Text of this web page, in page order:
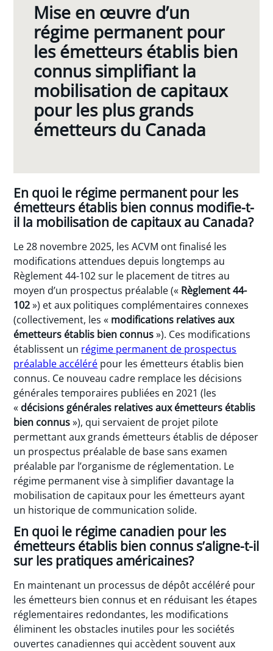
Mise en œuvre d’un
régime permanent pour
les émetteurs établis bien
connus simplifiant la
mobilisation de capitaux
pour les plus grands
émetteurs du Canada
En quoi le régime permanent pour les
émetteurs établis bien connus modifie-t-
il la mobilisation de capitaux au Canada?
Le 28 novembre 2025, les ACVM ont finalisé les
modifications attendues depuis longtemps au
Règlement 44-102 sur le placement de titres au
moyen d’un prospectus préalable (« Règlement 44-
102») et aux politiques complémentaires connexes
(collectivement, les « modifications relatives aux
émetteurs établis bien connus»). Ces modifications
établissent un régime permanent de prospectus
préalable accéléré pour les émetteurs établis bien
connus. Ce nouveau cadre remplace les décisions
générales temporaires publiées en 2021 (les
« décisions générales relatives aux émetteurs établis
bien connus»), qui servaient de projet pilote
permettant aux grands émetteurs établis de déposer
un prospectus préalable de base sans examen
préalable par l’organisme de réglementation. Le
régime permanent vise à simplifier davantage la
mobilisation de capitaux pour les émetteurs ayant
un historique de communication solide.
En quoi le régime canadien pour les
émetteurs établis bien connus s’aligne-t-il
sur les pratiques américaines?
En maintenant un processus de dépôt accéléré pour
les émetteurs bien connus et en réduisant les étapes
réglementaires redondantes, les modifications
éliminent les obstacles inutiles pour les sociétés
ouvertes canadiennes qui accèdent souvent aux